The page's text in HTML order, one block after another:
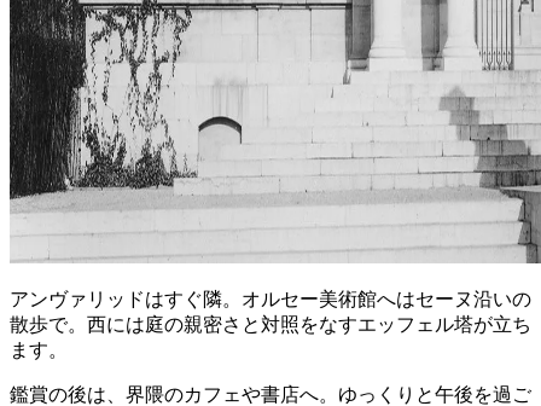
アンヴァリッドはすぐ隣。オルセー美術館へはセーヌ沿いの
散歩で。西には庭の親密さと対照をなすエッフェル塔が立ち
ます。
鑑賞の後は、界隈のカフェや書店へ。ゆっくりと午後を過ご